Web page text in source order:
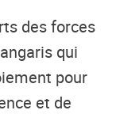
des forces
qui
pour
et de